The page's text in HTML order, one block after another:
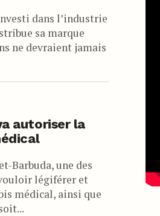
dans l’industrie
sa marque
ne devraient jamais
autoriser la
Barbuda, une des
légiférer et
médical, ainsi que